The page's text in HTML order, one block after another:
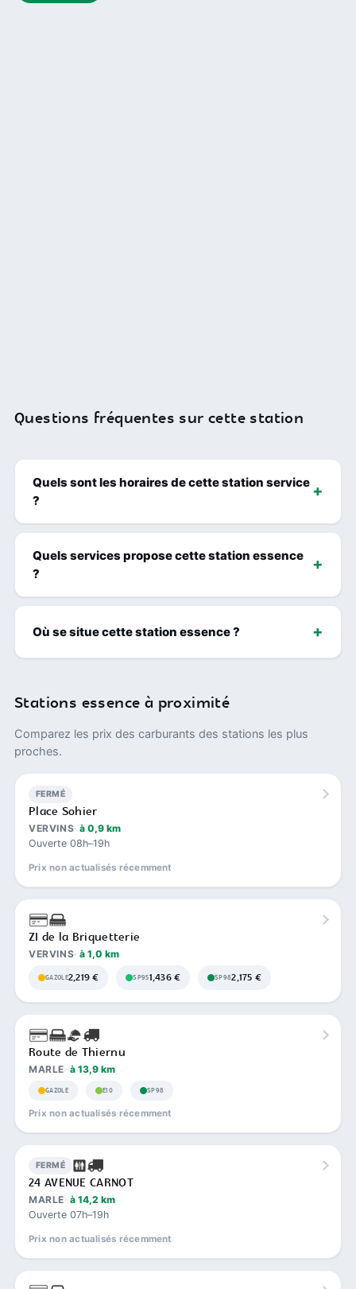
Questions fréquentes sur cette station
Quels sont les horaires de cette station service
?
Quels services propose cette station essence
?
Où se situe cette station essence ?
Stations essence à proximité
Comparez les prix des carburants des stations les plus
proches.
FERMÉ
Place Sohier
VERVINS à 0,9 km
Ouverte 08h–19h
Prix non actualisés récemment
ZI de la Briquetterie
VERVINS à 1,0 km
GAZOLE2,219 € SP951,436 € SP982,175 €
Route de Thiernu
MARLE à 13,9 km
GAZOLE E10 SP98
Prix non actualisés récemment
FERMÉ
24 AVENUE CARNOT
MARLE à 14,2 km
Ouverte 07h–19h
Prix non actualisés récemment